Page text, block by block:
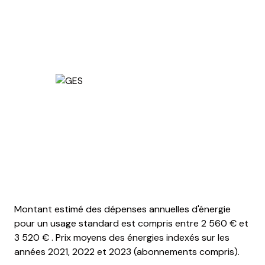
Montant estimé des dépenses annuelles d'énergie
pour un usage standard est compris entre 2 560 € et
3 520 € . Prix moyens des énergies indexés sur les
années 2021, 2022 et 2023 (abonnements compris).